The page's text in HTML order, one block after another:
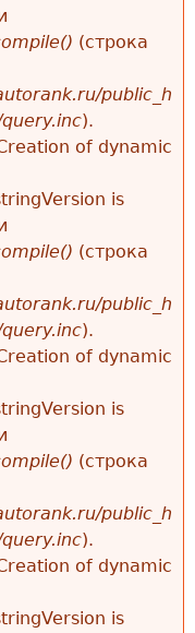
(строка
public_h
).
of dynamic
is
(строка
public_h
).
of dynamic
is
(строка
public_h
).
of dynamic
is